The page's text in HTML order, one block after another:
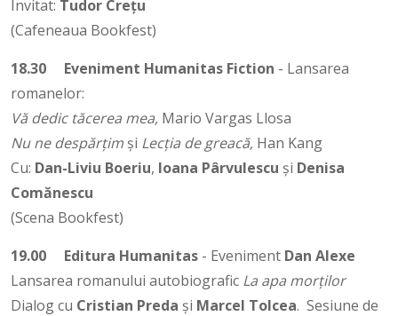
Invitat: Tudor Crețu
(Cafeneaua Bookfest)
18.30
Eveniment Humanitas Fiction - Lansarea
romanelor:
Vă dedic tăcerea mea, Mario Vargas Llosa
Nu ne despărțim și Lecția de greacă, Han Kang
Cu: Dan-Liviu Boeriu, Ioana Pârvulescu și Denisa
Comănescu
(Scena Bookfest)
19.00
Editura Humanitas - Eveniment Dan Alexe
Lansarea romanului autobiografic La apa morților
Dialog cu Cristian Preda și Marcel Tolcea. Sesiune de